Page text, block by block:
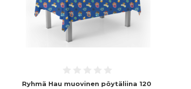
Ryhmä Hau muovinen pöytäliina 120